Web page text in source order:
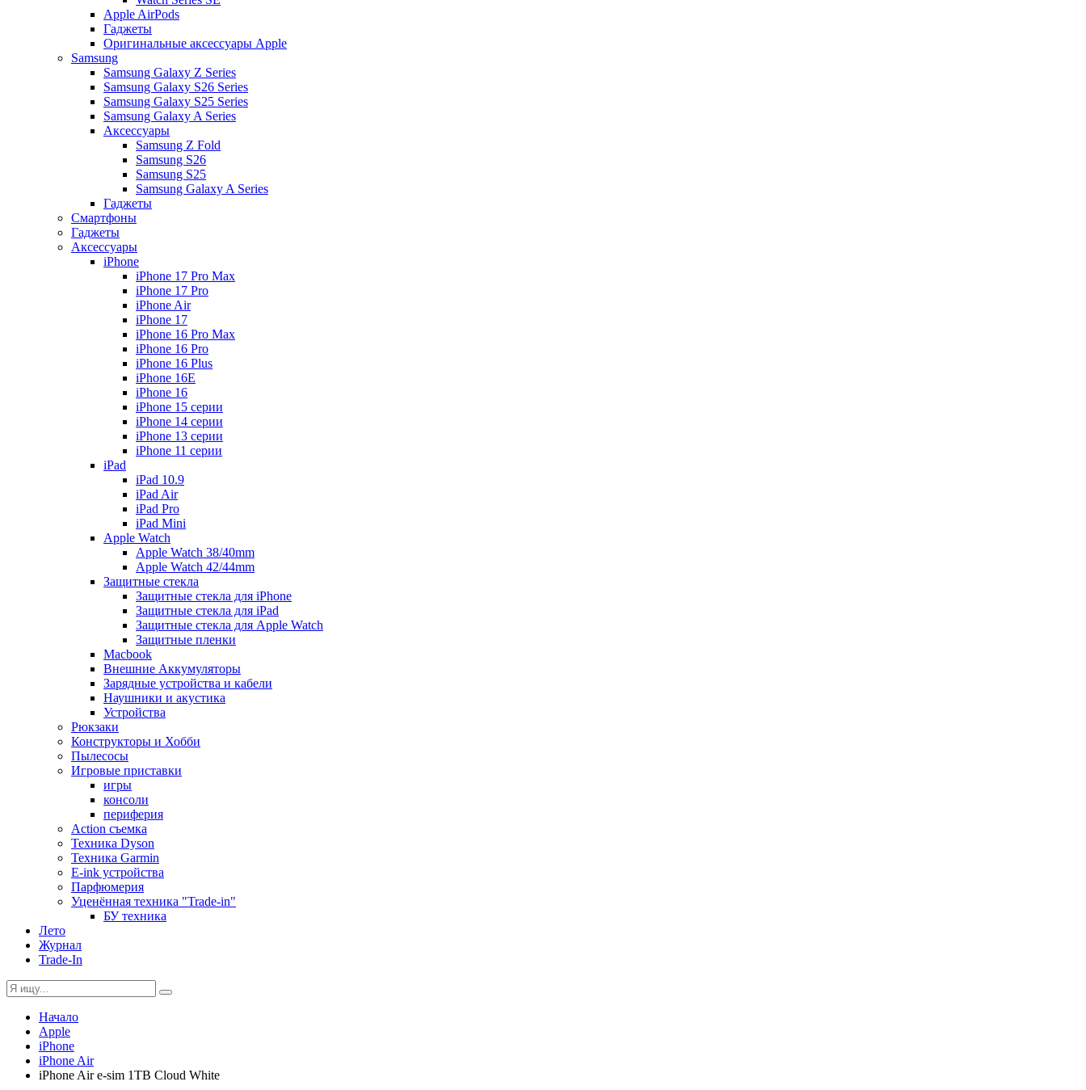
Apple AirPods
Гаджеты
Оригинальные аксессуары Apple
Samsung
Samsung Galaxy Z Series
Samsung Galaxy S26 Series
Samsung Galaxy S25 Series
Samsung Galaxy A Series
Аксессуары
Samsung Z Fold
Samsung S26
Samsung S25
Samsung Galaxy A Series
Гаджеты
Смартфоны
Гаджеты
Аксессуары
iPhone
iPhone 17 Pro Max
iPhone 17 Pro
iPhone Air
iPhone 17
iPhone 16 Pro Max
iPhone 16 Pro
iPhone 16 Plus
iPhone 16E
iPhone 16
iPhone 15 серии
iPhone 14 серии
iPhone 13 серии
iPhone 11 серии
iPad
iPad 10.9
iPad Air
iPad Pro
iPad Mini
Apple Watch
Apple Watch 38/40mm
Apple Watch 42/44mm
Защитные стекла
Защитные стекла для iPhone
Защитные стекла для iPad
Защитные стекла для Apple Watch
Защитные пленки
Macbook
Внешние Аккумуляторы
Зарядные устройства и кабели
Наушники и акустика
Устройства
Рюкзаки
Конструкторы и Хобби
Пылесосы
Игровые приставки
игры
консоли
периферия
Action съемка
Техника Dyson
Техника Garmin
E-ink устройства
Парфюмерия
Уценённая техника "Trade-in"
БУ техника
Лето
Журнал
Trade-In
Начало
Apple
iPhone
iPhone Air
iPhone Air e-sim 1TB Cloud White